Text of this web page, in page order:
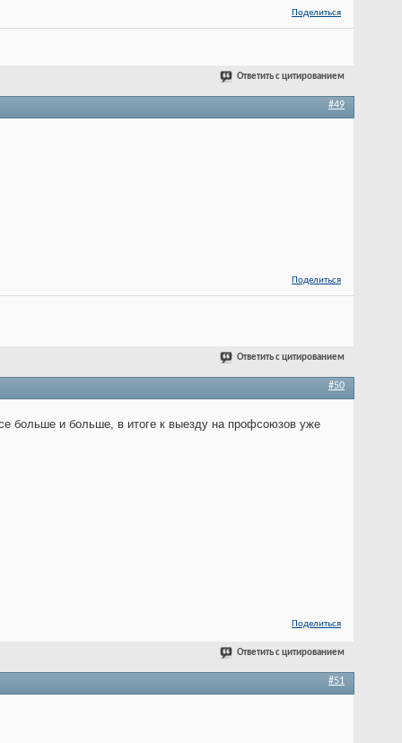
Поделиться
Ответить с цитированием
#49
Поделиться
Ответить с цитированием
#50
больше и больше, в итоге к выезду на профсоюзов уже
Поделиться
Ответить с цитированием
#51